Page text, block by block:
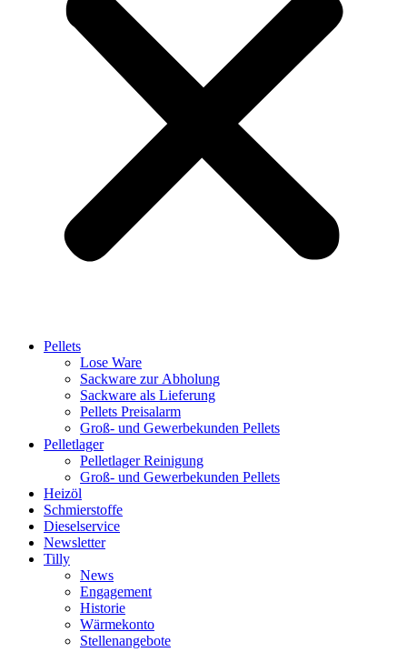
Pellets
Lose Ware
Sackware zur Abholung
Sackware als Lieferung
Pellets Preisalarm
Groß- und Gewerbekunden Pellets
Pelletlager
Pelletlager Reinigung
Groß- und Gewerbekunden Pellets
Heizöl
Schmierstoffe
Dieselservice
Newsletter
Tilly
News
Engagement
Historie
Wärmekonto
Stellenangebote